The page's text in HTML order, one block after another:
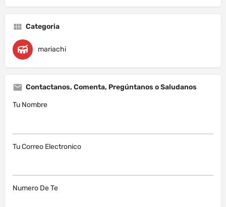
Categoria
mariachi
Contactanos, Comenta, Pregúntanos o Saludanos
Tu Nombre
Tu Correo Electronico
Numero De Te